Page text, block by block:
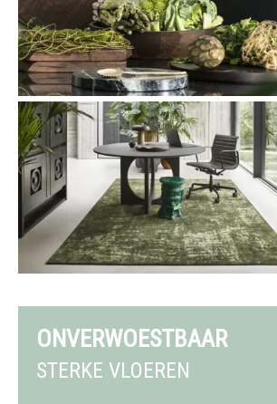
ONVERWOESTBAAR
STERKE VLOEREN